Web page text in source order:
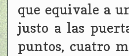
que equivale a
justo a las
puntos, cuatro